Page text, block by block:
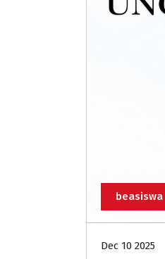
beasiswa
Dec 10 2025